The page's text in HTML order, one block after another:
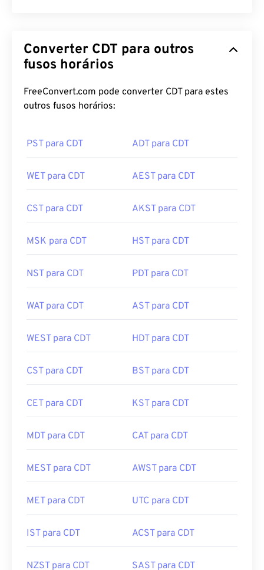
Converter CDT para outros
fusos horários
FreeConvert.com pode converter CDT para estes
outros fusos horários:
PST para CDT ADT para CDT
WET para CDT AEST para CDT
CST para CDT AKST para CDT
MSK para CDT HST para CDT
NST para CDT PDT para CDT
WAT para CDT AST para CDT
WEST para CDT HDT para CDT
CST para CDT BST para CDT
CET para CDT KST para CDT
MDT para CDT CAT para CDT
MEST para CDT AWST para CDT
MET para CDT UTC para CDT
IST para CDT ACST para CDT
NZST para CDT SAST para CDT